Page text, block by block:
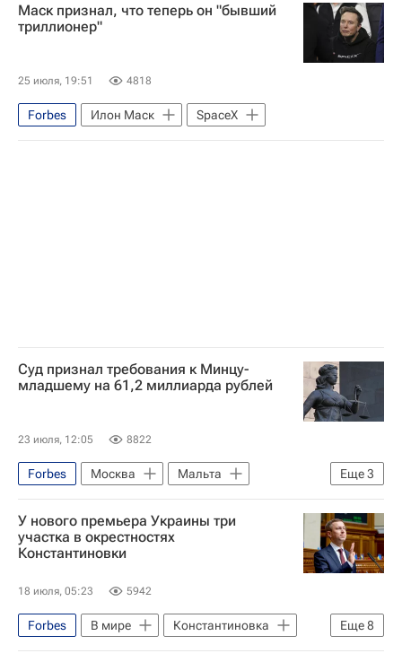
Владимир Путин
ЮНКТАД
Маск признал, что теперь он "бывший
триллионер"
25 июля, 19:51 4818
Forbes Илон Маск SpaceX
Суд признал требования к Минцу-
младшему на 61,2 миллиарда рублей
23 июля, 12:05 8822
Еще3
Forbes Москва
Мальта
Лондон
Борис Минц O1 Group
У нового премьера Украины три
участка в окрестностях
Константиновки
18 июля, 05:23 5942
Еще8
Forbes В мире
Константиновка
Украина